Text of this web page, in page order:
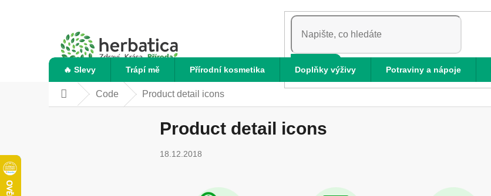
HLEDAT
🔥 Slevy Trápí mě Přírodní kosmetika Doplňky výživy Potraviny a nápoje
DomůCode Product detail icons
Product detail icons
18.12.2018